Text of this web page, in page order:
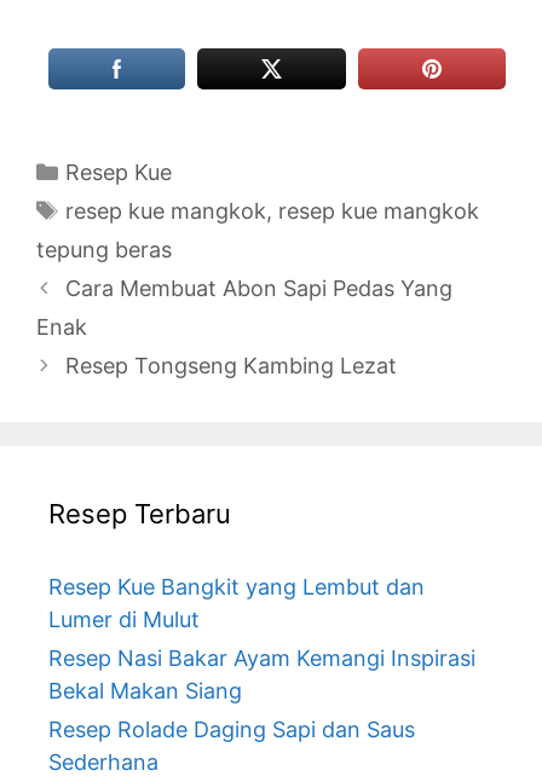
Categories
Resep Kue
Tags
resep kue mangkok, resep kue mangkok
tepung beras
Cara Membuat Abon Sapi Pedas Yang
Enak
Resep Tongseng Kambing Lezat
Resep Terbaru
Resep Kue Bangkit yang Lembut dan
Lumer di Mulut
Resep Nasi Bakar Ayam Kemangi Inspirasi
Bekal Makan Siang
Resep Rolade Daging Sapi dan Saus
Sederhana